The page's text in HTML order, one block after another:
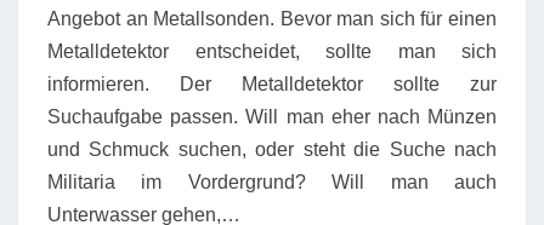
Angebot an Metallsonden. Bevor man sich für einen
Metalldetektor entscheidet, sollte man sich
informieren. Der Metalldetektor sollte zur
Suchaufgabe passen. Will man eher nach Münzen
und Schmuck suchen, oder steht die Suche nach
Militaria im Vordergrund? Will man auch
Unterwasser gehen,…